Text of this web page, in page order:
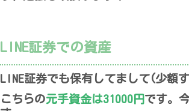
LINE証券での資産
LINE証券でも保有してまして(少額
こちらの元手資金は31000円です。